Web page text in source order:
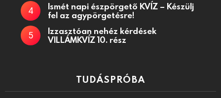
Ismét napi észpörgető KVÍZ – Készülj
fel az agypörgetésre!
Izzasztóan nehéz kérdések
VILLÁMKVÍZ 10. rész
TUDÁSPRÓBA